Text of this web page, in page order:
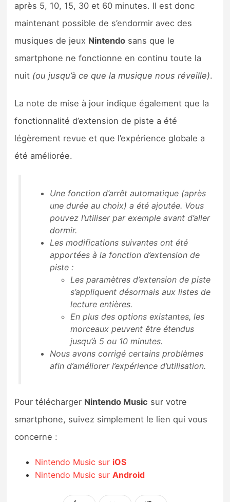
après 5, 10, 15, 30 et 60 minutes. Il est donc
maintenant possible de s’endormir avec des
musiques de jeux Nintendo sans que le
smartphone ne fonctionne en continu toute la
nuit (ou jusqu’à ce que la musique nous réveille).
La note de mise à jour indique également que la
fonctionnalité d’extension de piste a été
légèrement revue et que l’expérience globale a
été améliorée.
Une fonction d’arrêt automatique (après
une durée au choix) a été ajoutée. Vous
pouvez l’utiliser par exemple avant d’aller
dormir.
Les modifications suivantes ont été
apportées à la fonction d’extension de
piste :
Les paramètres d’extension de piste
s’appliquent désormais aux listes de
lecture entières.
En plus des options existantes, les
morceaux peuvent être étendus
jusqu’à 5 ou 10 minutes.
Nous avons corrigé certains problèmes
afin d’améliorer l’expérience d’utilisation.
Pour télécharger Nintendo Music sur votre
smartphone, suivez simplement le lien qui vous
concerne :
Nintendo Music sur iOS
Nintendo Music surAndroid